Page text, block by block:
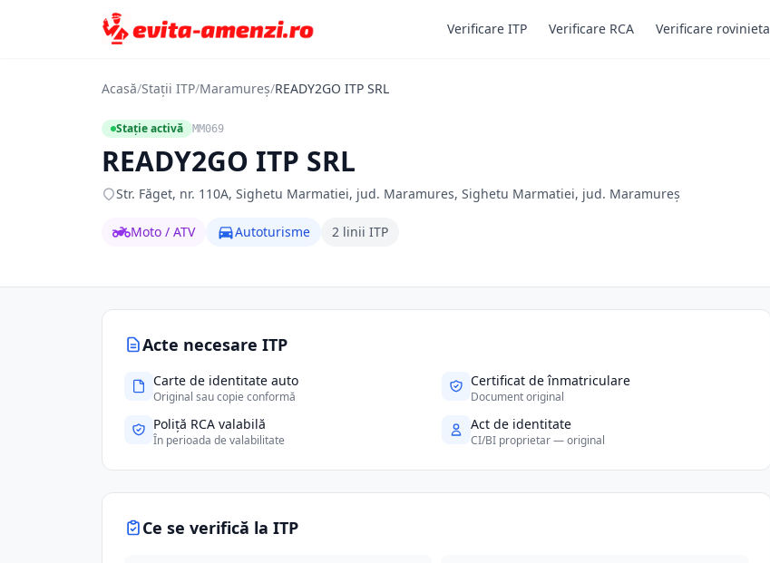
Verificare ITP Verificare RCA Verificare rovinieta
Acasă/Stații ITP/Maramureș/READY2GO ITP SRL
Stație activă MM069
READY2GO ITP SRL
Str. Făget, nr. 110A, Sighetu Marmatiei, jud. Maramures, Sighetu Marmatiei, jud. Maramureș
Moto / ATV Autoturisme 2 linii ITP
Acte necesare ITP
Carte de identitate auto
Original sau copie conformă
Certificat de înmatriculare
Document original
Poliță RCA valabilă
În perioada de valabilitate
Act de identitate
CI/BI proprietar — original
Ce se verifică la ITP